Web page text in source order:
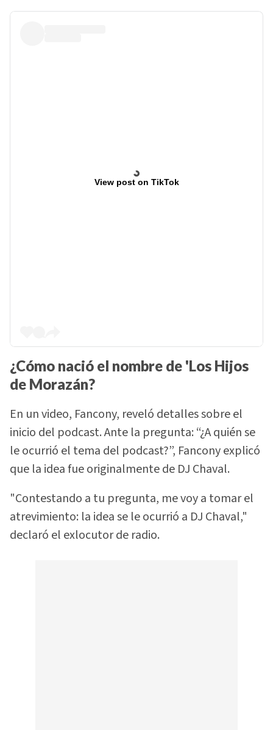
View post on TikTok
¿Cómo nació el nombre de 'Los Hijos
de Morazán?
En un video, Fancony, reveló detalles sobre el
inicio del podcast. Ante la pregunta: “¿A quién se
le ocurrió el tema del podcast?”, Fancony explicó
que la idea fue originalmente de DJ Chaval.
"Contestando a tu pregunta, me voy a tomar el
atrevimiento: la idea se le ocurrió a DJ Chaval,"
declaró el exlocutor de radio.